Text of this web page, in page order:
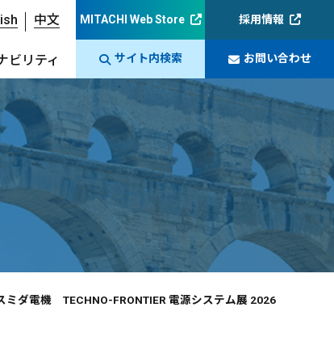
中文
ビリティ
MITACHI Web Store 採用情報
サイト内検索 お問い合わせ
ミダ電機 TECHNO-FRONTIER 電源システム展 2026